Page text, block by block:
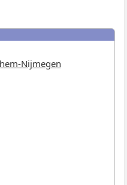
Nijmegen